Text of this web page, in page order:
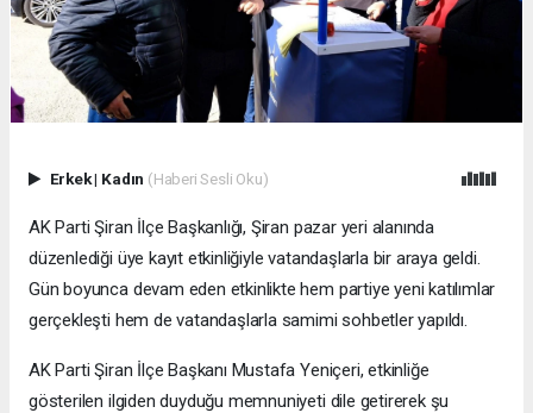
Erkek| Kadın (Haberi Sesli Oku)
AK Parti Şiran İlçe Başkanlığı, Şiran pazar yeri alanında
düzenlediği üye kayıt etkinliğiyle vatandaşlarla bir araya geldi.
Gün boyunca devam eden etkinlikte hem partiye yeni katılımlar
gerçekleşti hem de vatandaşlarla samimi sohbetler yapıldı.
AK Parti Şiran İlçe Başkanı Mustafa Yeniçeri, etkinliğe
gösterilen ilgiden duyduğu memnuniyeti dile getirerek şu